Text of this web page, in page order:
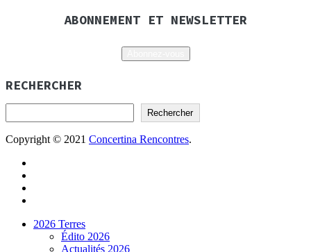
ABONNEMENT ET NEWSLETTER
RECHERCHER
Rechercher
Copyright © 2021 Concertina Rencontres.
2026 Terres
Édito 2026
Actualités 2026